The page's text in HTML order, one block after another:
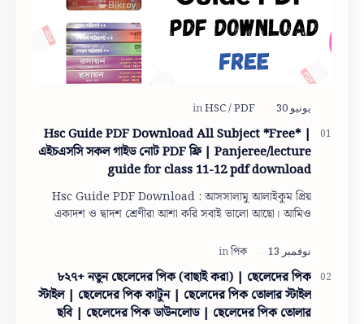
Hsc Guide PDF Download All Subject *Free* |
এইচএসসি সকল গাইড নোট PDF ফ্রি | Panjeree/lecture
guide for class 11-12 pdf download
Hsc Guide PDF Download : আসসালামু আলাইকুম প্রিয়
একাদশ ও দ্বাদশ শ্রেণীরা আশা করি সবাই ভালো আছো। আমিও
৮২৭+ নতুন ছেলেদের পিক (বাছাই করা) | ছেলেদের পিক
স্টাইল | ছেলেদের পিক কাটুন | ছেলেদের পিক তোলার স্টাইল
ছবি | ছেলেদের পিক ডাউনলোড | ছেলেদের পিক তোলার